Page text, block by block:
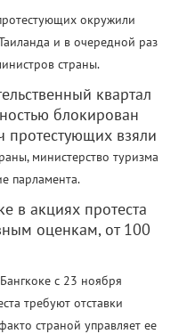
окружили
и в очередной раз
страны.
квартал
блокирован
протестующих взяли
министерство туризма
парламента.
в акциях протеста
оценкам, от 100
с 23 ноября
требуют отставки
страной управляет ее